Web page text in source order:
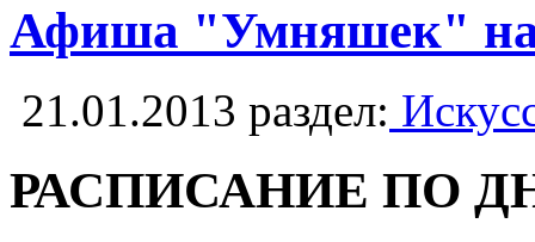
Афиша "Умняшек" на
21.01.2013 раздел:
РАСПИСАНИЕ ПО